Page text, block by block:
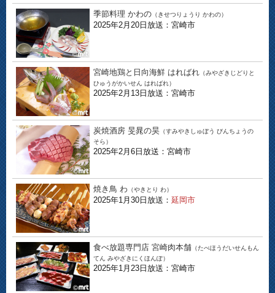
季節料理 かわの （きせつりょうり かわの）
2025年2月20日放送：宮崎市
宮崎地鶏と日向海鮮 はればれ （みやざきじどりと
ひゅうがかいせん はればれ）
2025年2月13日放送：宮崎市
炭焼酒房 旻晁の昊 （すみやきしゅぼう びんちょうの
そら）
2025年2月6日放送：宮崎市
焼き鳥 わ （やきとり わ）
2025年1月30日放送： 延岡市
食べ放題専門店 宮崎肉本舗 （たべほうだいせんもん
てん みやざきにくほんぽ）
2025年1月23日放送：宮崎市